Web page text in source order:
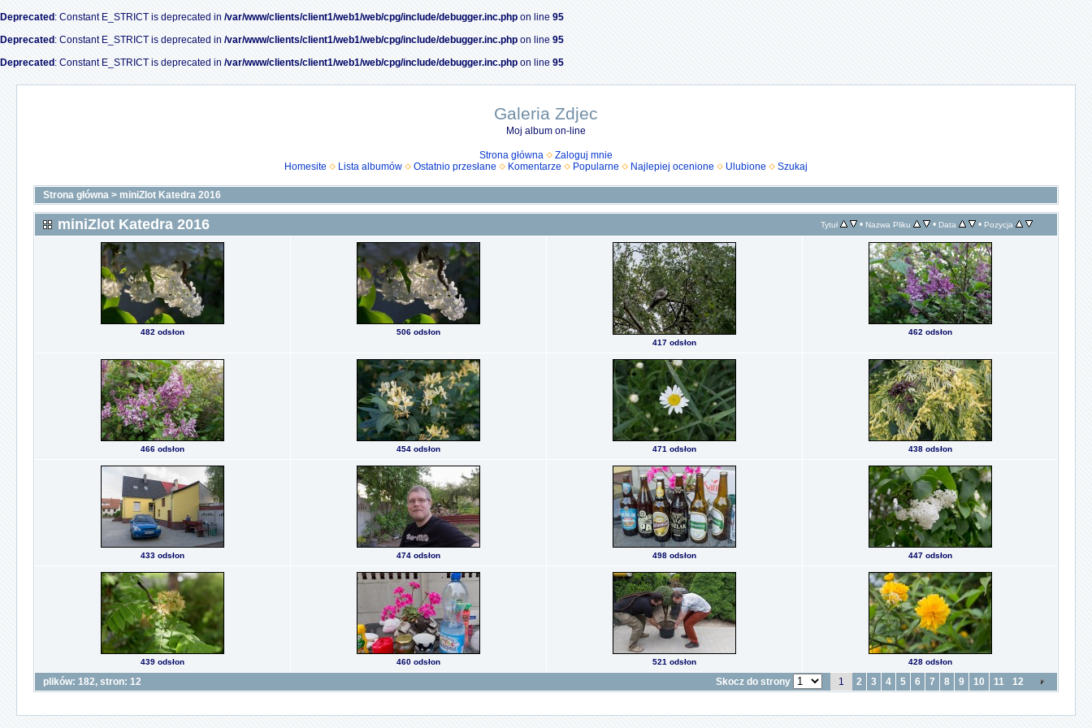
Deprecated : Constant E_STRICT is deprecated in /var/www/clients/client1/web1/web/cpg/include/debugger.inc.php on line 95
Deprecated : Constant E_STRICT is deprecated in /var/www/clients/client1/web1/web/cpg/include/debugger.inc.php on line 95
Deprecated : Constant E_STRICT is deprecated in /var/www/clients/client1/web1/web/cpg/include/debugger.inc.php on line 95
Galeria Zdjec
Moj album on-line
Strona główna
Zaloguj mnie
Homesite
Lista albumów Ostatnio przesłane Komentarze Popularne Najlepiej ocenione Ulubione Szukaj
Strona główna > miniZlot Katedra 2016
miniZlot Katedra 2016 Tytuł • Nazwa Pliku • Data • Pozycja
482 odsłon
506 odsłon
417 odsłon
462 odsłon
466 odsłon 454 odsłon 471 odsłon 438 odsłon
433 odsłon 474 odsłon 498 odsłon 447 odsłon
439 odsłon 460 odsłon 521 odsłon 428 odsłon
plików: 182, stron: 12 Skocz do strony 1 2 3 4 5 6 7 8 9 10 11 12